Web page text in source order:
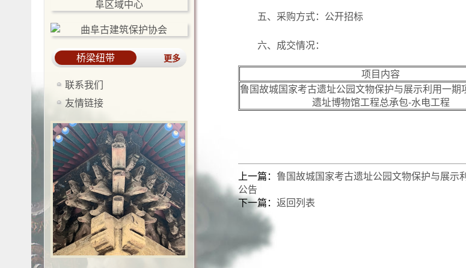
桥梁纽带 更多
联系我们
友情链接
五、采购方式：公开招标
六、成交情况：
项目内容
鲁国故城国家考古遗址公园文物保护与展示利用一期
遗址博物馆工程总承包-水电工程
上一篇： 鲁国故城国家考古遗址公园文物保护与展示
公告
下一篇： 返回列表